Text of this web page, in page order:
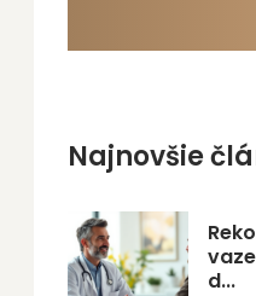
Najnovšie
d...